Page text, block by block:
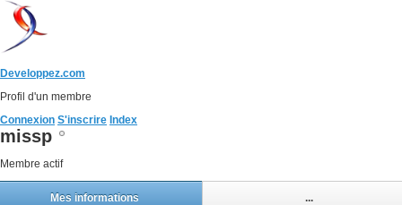
Developpez.com
Profil d'un membre
Connexion S'inscrire Index
missp
Membre actif
Mes informations ...